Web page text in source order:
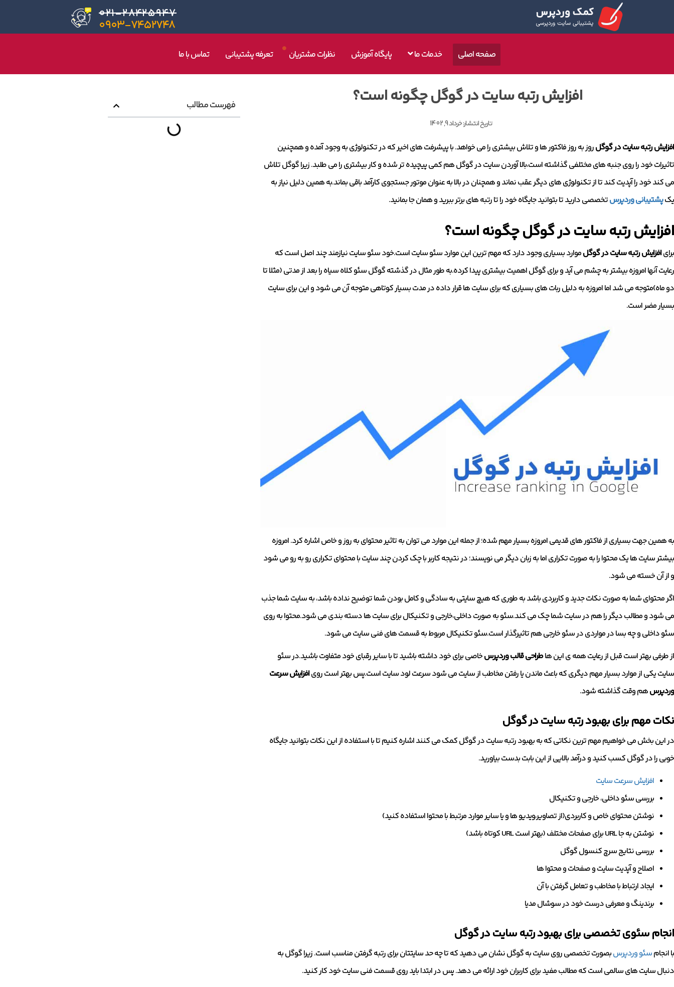
۰۲۱-۲۸۴۲۵۹۴۷
۰۹۰۳-۷۴۵۲۷۴۸
صفحه اصلی خدمات ما پایگاه آموزش نظرات مشتریان تعرفه پشتیبانی تماس با ما
افزایش رتبه سایت در گوگل چگونه است؟
تاریخ انتشار:خرداد 9, 1402
افزایش رتبه سایت در گوگلروز به روز فاکتور ها و تلاش بیشتری را می خواهد. با پیشرفت های اخیر که در تکنولوژی به وجود آمده و همچنین
تاثیرات خود را روی جنبه های مختلفی گذاشته است،بالا آوردن سایت در گوگل هم کمی پیچیده تر شده و کار بیشتری را می طلبد. زیرا گوگل تلاش
می کند خود را آپدیت کند تا از تکنولوژی های دیگر عقب نماند و همچنان در بالا به عنوان موتور جستجوی کارآمد باقی بماند.به همین دلیل نیاز به
یکپشتیبانی وردپرستخصصی دارید تا بتوانید جایگاه خود را تا رتبه های برتر ببرید و همان جا بمانید.
افزایش رتبه سایت در گوگل چگونه است؟
برایافزایش رتبه سایت در گوگلموارد بسیاری وجود دارد که مهم ترین این موارد سئو سایت است.خود سئو سایت نیازمند چند اصل است که
رعایت آنها امروزه بیشتر به چشم می آید و برای گوگل اهمیت بیشتری پیدا کرده.به طور مثال در گذشته گوگل سئو کلاه سیاه را بعد از مدتی (مثلا تا
دو ماه)متوجه می شد اما امروزه به دلیل ربات های بسیاری که برای سایت ها قرار داده در مدت بسیار کوتاهی متوجه آن می شود و این برای سایت
بسیار مضر است.
به همین جهت بسیاری از فاکتور های قدیمی امروزه بسیار مهم شده؛ از جمله این موارد می توان به تاثیر محتوای به روز و خاص اشاره کرد. امروزه
بیشتر سایت ها یک محتوا را به صورت تکراری اما به زبان دیگر می نویسند؛ در نتیجه کاربر با چک کردن چند سایت با محتوای تکراری رو به رو می شود
و از آن خسته می شود.
اگر محتوای شما به صورت نکات جدید و کاربردی باشد به طوری که هیچ سایتی به سادگی و کامل بودن شما توضیح نداده باشد، به سایت شما جذب
می شود و مطالب دیگر را هم در سایت شما چک می کند.سئو به صورت داخلی،خارجی و تکنیکال برای سایت ها دسته بندی می شود.محتوا به روی
سئو داخلی و چه بسا در مواردی در سئو خارجی هم تاثیرگذار است.سئو تکنیکال مربوط به قسمت های فنی سایت می شود.
از طرفی بهتر است قبل از رعایت همه ی این هاطراحی قالب وردپرسخاصی برای خود داشته باشید تا با سایر رقبای خود متفاوت باشید.در سئو
سایت یکی از موارد بسیار مهم دیگری که باعث ماندن یا رفتن مخاطب از سایت می شود سرعت لود سایت است.پس بهتر است رویافزایش سرعت
وردپرسهم وقت گذاشته شود.
نکات مهم برای بهبود رتبه سایت در گوگل
در این بخش می خواهیم مهم ترین نکاتی که به بهبود رتبه سایت در گوگل کمک می کنند اشاره کنیم تا با استفاده از این نکات بتوانید جایگاه
خوبی را در گوگل کسب کنید و درآمد بالایی از این بابت بدست بیاورید.
افزایش سرعت سایت
بررسی سئو داخلی، خارجی و تکنیکال
نوشتن محتوای خاص و کاربردی(از تصاویر،ویدیو ها و یا سایر موارد مرتبط با محتوا استفاده کنید)
نوشتن به جا URL برای صفحات مختلف (بهتر است URL کوتاه باشد)
بررسی نتایج سرچ کنسول گوگل
اصلاح و آپدیت سایت و صفحات و محتوا ها
ایجاد ارتباط با مخاطب و تعامل گرفتن با آن
برندینگ و معرفی درست خود در سوشال مدیا
انجام سئوی تخصصی برای بهبود رتبه سایت در گوگل
با انجامسئو وردپرسبصورت تخصصی روی سایت به گوگل نشان می دهید که تا چه حد سایتتان برای رتبه گرفتن مناسب است. زیرا گوگل به
دنبال سایت های سالمی است که مطالب مفید برای کاربران خود ارائه می دهد. پس در ابتدا باید روی قسمت فنی سایت خود کار کنید.
فهرست مطالب